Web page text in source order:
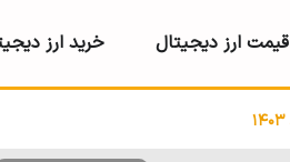
قیمت ارز دیجیتال خرید ارز